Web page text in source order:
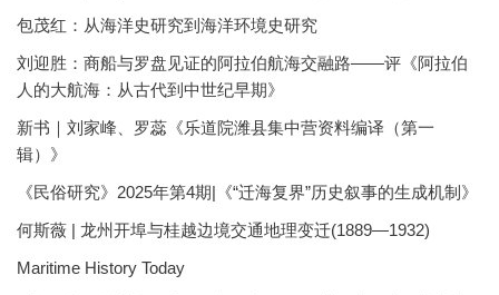
包茂红：从海洋史研究到海洋环境史研究
刘迎胜：商船与罗盘见证的阿拉伯航海交融路——评《阿拉伯
人的大航海：从古代到中世纪早期》
新书｜刘家峰、罗蕊《乐道院潍县集中营资料编译（第一
辑）》
《民俗研究》2025年第4期|《“迁海复界”历史叙事的生成机制》
何斯薇 | 龙州开埠与桂越边境交通地理变迁(1889—1932)
Maritime History Today